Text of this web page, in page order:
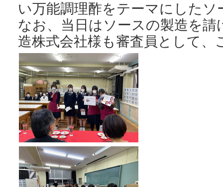
い万能調理酢をテーマにした
なお、当日はソースの製造を
造株式会社様も審査員として、